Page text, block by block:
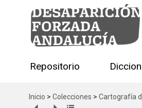
Repositorio
Inicio > Colecciones > Cartografía